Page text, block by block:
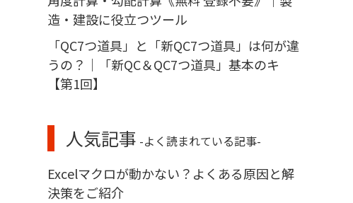
造・建設に役立つツール
「QC7つ道具」と「新QC7つ道具」は何が違
うの？｜「新QC＆QC7つ道具」基本のキ
【第1回】
人気記事 -よく読まれている記事-
Excelマクロが動かない？よくある原因と解
決策をご紹介